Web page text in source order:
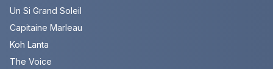
Un Si Grand Soleil
Capitaine Marleau
Koh Lanta
The Voice